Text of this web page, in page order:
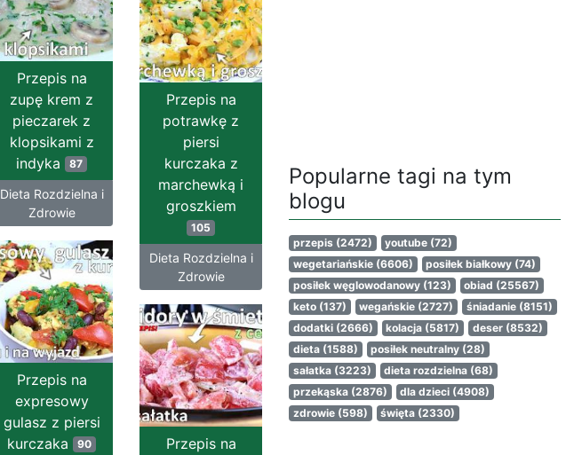
Przepis na
zupę krem z
pieczarek z
klopsikami z
indyka 87
Dieta Rozdzielna i
Zdrowie
Przepis na
potrawkę z
piersi
kurczaka z
marchewką i
groszkiem
105
Dieta Rozdzielna i
Zdrowie
Przepis na
expresowy
gulasz z piersi
kurczaka 90
Przepis na
Popularne tagi na tym
blogu
przepis (2472) youtube (72)
wegetariańskie (6606) posiłek białkowy (74)
posiłek węglowodanowy (123) obiad (25567)
keto (137) wegańskie (2727) śniadanie (8151)
dodatki (2666) kolacja (5817) deser (8532)
dieta (1588) posiłek neutralny (28)
sałatka (3223) dieta rozdzielna (68)
przekąska (2876) dla dzieci (4908)
zdrowie (598) święta (2330)